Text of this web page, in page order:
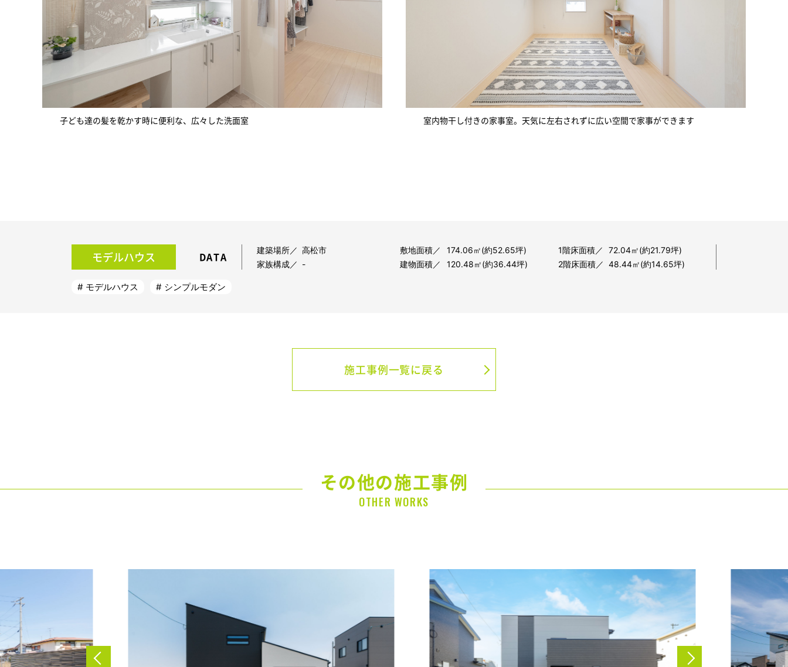
子ども達の髪を乾かす時に便利な、広々した洗面室 室内物干し付きの家事室。天気に左右されずに広い空間で家事ができます
モデルハウス DATA 建築場所
高松市
家族構成
-
敷地面積
174.06㎡(約52.65坪)
建物面積
120.48㎡(約36.44坪)
1階床面積
72.04㎡(約21.79坪)
2階床面積
48.44㎡(約14.65坪)
モデルハウス シンプルモダン
施工事例一覧に戻る
その他の施工事例
OTHER WORKS